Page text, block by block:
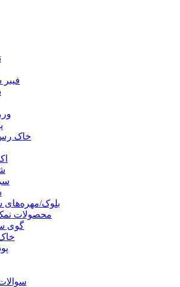
خاک رس
بلوک/
محصولات نمک
گوی